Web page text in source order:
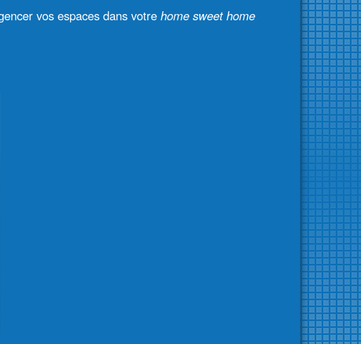
vos espaces dans votrehome sweet home